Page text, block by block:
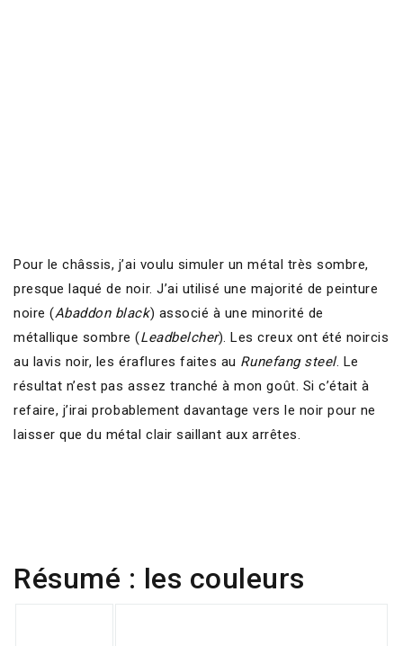
Pour le châssis, j’ai voulu simuler un métal très sombre,
presque laqué de noir. J’ai utilisé une majorité de peinture
noire (Abaddon black) associé à une minorité de
métallique sombre (Leadbelcher). Les creux ont été noircis
au lavis noir, les éraflures faites au Runefang steel. Le
résultat n’est pas assez tranché à mon goût. Si c’était à
refaire, j’irai probablement davantage vers le noir pour ne
laisser que du métal clair saillant aux arrêtes.
Résumé : les couleurs